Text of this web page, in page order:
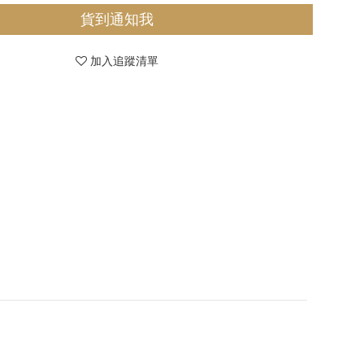
貨到通知我
加入追蹤清單